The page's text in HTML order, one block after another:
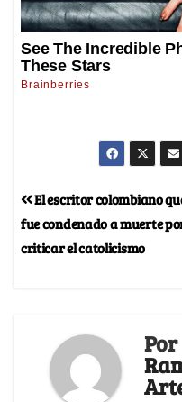
El escritor colombiano
fue condenado a muerte
criticar el catolicismo
Por